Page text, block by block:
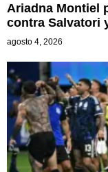
Ariadna Montiel
contra Salvatori
agosto 4, 2026